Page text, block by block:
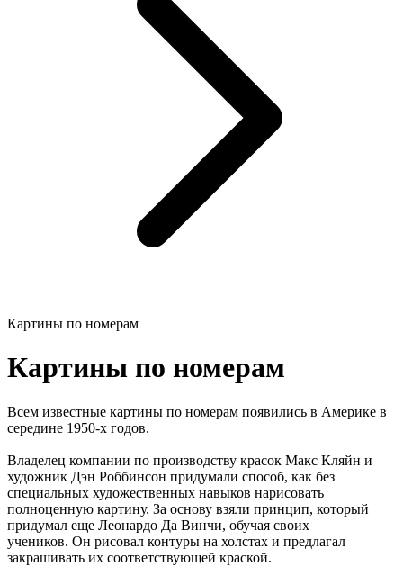
Картины по номерам
Картины по номерам
Всем известные картины по номерам появились в Америке в
середине 1950-х годов.
Владелец компании по производству красок Макс Кляйн и
художник Дэн Роббинсон придумали способ, как без
специальных художественных навыков нарисовать
полноценную картину. За основу взяли принцип, который
придумал еще Леонардо Да Винчи, обучая своих
учеников. Он рисовал контуры на холстах и предлагал
закрашивать их соответствующей краской.